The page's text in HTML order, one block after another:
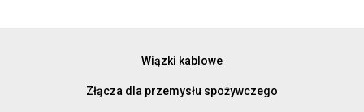
Wiązki kablowe
Złącza dla przemysłu spożywczego